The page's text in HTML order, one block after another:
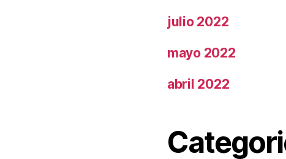
julio 2022
mayo 2022
abril 2022